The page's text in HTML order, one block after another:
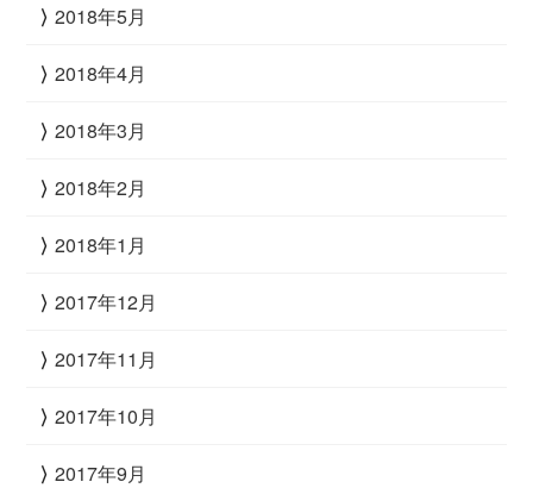
2018年5月
2018年4月
2018年3月
2018年2月
2018年1月
2017年12月
2017年11月
2017年10月
2017年9月